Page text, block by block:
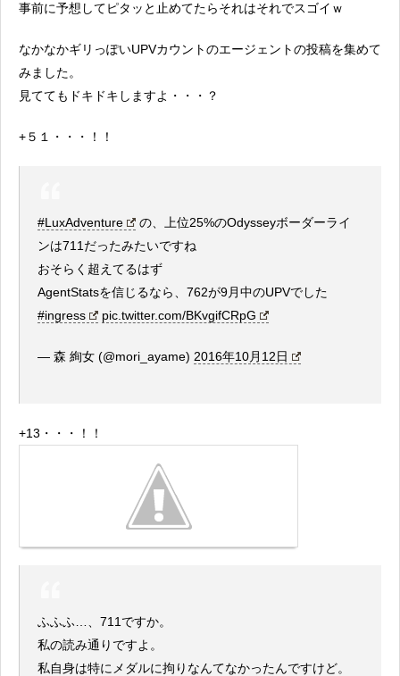
事前に予想してピタッと止めてたらそれはそれでスゴイｗ
なかなかギリっぽいUPVカウントのエージェントの投稿を集めて
みました。
見ててもドキドキしますよ・・・？
+５１・・・！！
#LuxAdventure
の、上位25%のOdysseyボーダーライ
ンは711だったみたいですね
おそらく超えてるはず
AgentStatsを信じるなら、762が9月中のUPVでした
#ingress
pic.twitter.com/BKvgifCRpG
— 森 絢女 (@mori_ayame) 2016年10月12日
+13・・・！！
ふふふ…、711ですか。
私の読み通りですよ。
私自身は特にメダルに拘りなんてなかったんですけど。